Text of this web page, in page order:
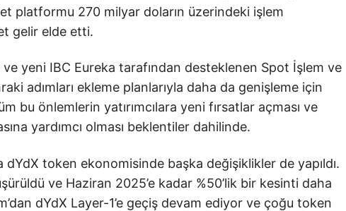
platformu 270 milyar doların üzerindeki işlem
gelir elde etti.
yeni IBC Eureka tarafından desteklenen Spot İşlem ve
adımları ekleme planlarıyla daha da genişleme için
bu önlemlerin yatırımcılara yeni fırsatlar açması ve
yardımcı olması beklentiler dahilinde.
dYdX token ekonomisinde başka değişiklikler de yapıldı.
ve Haziran 2025’e kadar %50’lik bir kesinti daha
dYdX Layer-1’e geçiş devam ediyor ve çoğu token